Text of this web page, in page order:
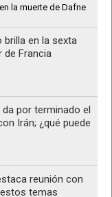
la muerte de Dafne
brilla en la sexta
de Francia
da por terminado el
Irán; ¿qué puede
reunión con
temas